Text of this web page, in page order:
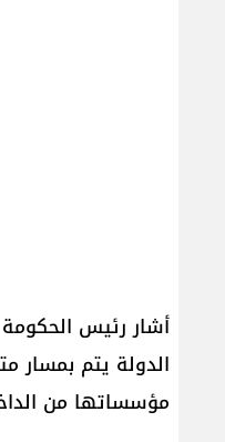
الدولة يتم بمسار
مؤسساتها من